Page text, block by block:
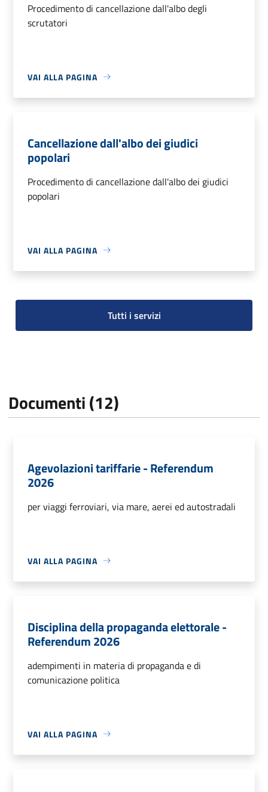
Procedimento di cancellazione dall'albo degli
scrutatori
VAI ALLA PAGINA
Cancellazione dall'albo dei giudici
popolari
Procedimento di cancellazione dall'albo dei giudici
popolari
VAI ALLA PAGINA
Tutti i servizi
Documenti (12)
Agevolazioni tariffarie - Referendum
2026
per viaggi ferroviari, via mare, aerei ed autostradali
VAI ALLA PAGINA
Disciplina della propaganda elettorale -
Referendum 2026
adempimenti in materia di propaganda e di
comunicazione politica
VAI ALLA PAGINA